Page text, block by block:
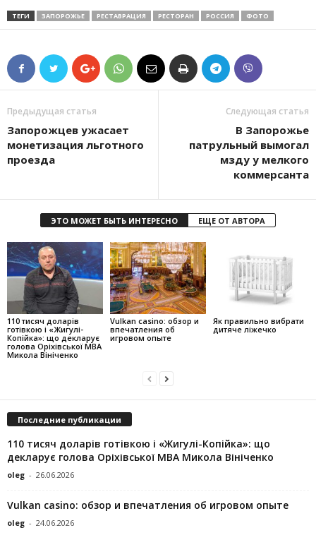
ТЕГИ ЗАПОРОЖЬЕ РЕСТАВРАЦИЯ РЕСТОРАН РОССИЯ ФОТО
Предыдущая статья
Запорожцев ужасает
монетизация льготного
проезда
Следующая статья
В Запорожье
патрульный вымогал
мзду у мелкого
коммерсанта
ЭТО МОЖЕТ БЫТЬ ИНТЕРЕСНО ЕЩЕ ОТ АВТОРА
110 тисяч доларів
готівкою і «Жигулі-
Копійка»: що декларує
голова Оріхівської МВА
Микола Вініченко
Vulkan casino: обзор и
впечатления об
игровом опыте
Як правильно вибрати
дитяче ліжечко
Последние публикации
110 тисяч доларів готівкою і «Жигулі-Копійка»: що
декларує голова Оріхівської МВА Микола Вініченко
oleg - 26.06.2026
Vulkan casino: обзор и впечатления об игровом опыте
oleg - 24.06.2026